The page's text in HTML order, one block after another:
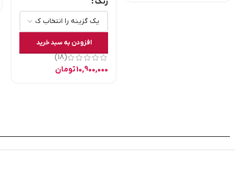
افزودن به سبد خرید
(18)
10,900,000تومان